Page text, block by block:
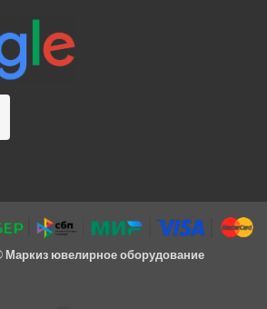
Маркиз ювелирное оборудование